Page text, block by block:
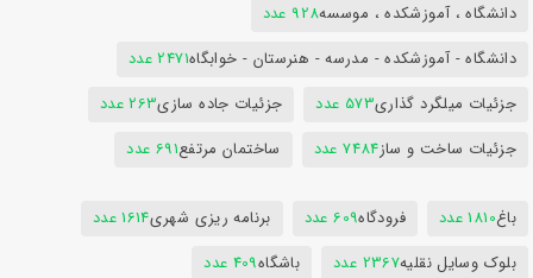
دانشگاه ، آموزشکده ، موسسه928 عدد
دانشگاه - آموزشکده - مدرسه - هنرستان - خوابگاه2471 عدد
جزئیات میلگرد گذاری573 عدد جزئیات جاده سازی263 عدد
جزئیات ساخت و ساز7484 عدد ساختمان مرتفع691 عدد
باغ1810 عدد فرودگاه609 عدد برنامه ریزی شهری1614 عدد
بلوک وسایل نقلیه2367 عدد باشگاه409 عدد